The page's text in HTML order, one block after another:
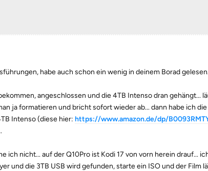
habe auch schon ein wenig in deinem Borad
angeschlossen und die 4TB Intenso dran gehängt...
ja formatieren und bricht sofort wieder ab... dann habe ich
Intenso (diese hier: https://www.amazon.de/dp/
ich nicht... auf der Q10Pro ist Kodi 17 von vorn herein drauf...
und die 3TB USB wird gefunden, starte ein ISO und der Film